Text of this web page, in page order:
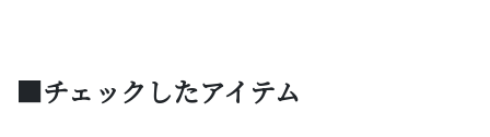
■チェックしたアイテム